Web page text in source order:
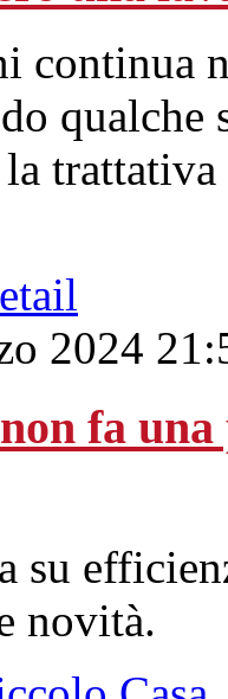
continua
la
2024
fa
su
novità.